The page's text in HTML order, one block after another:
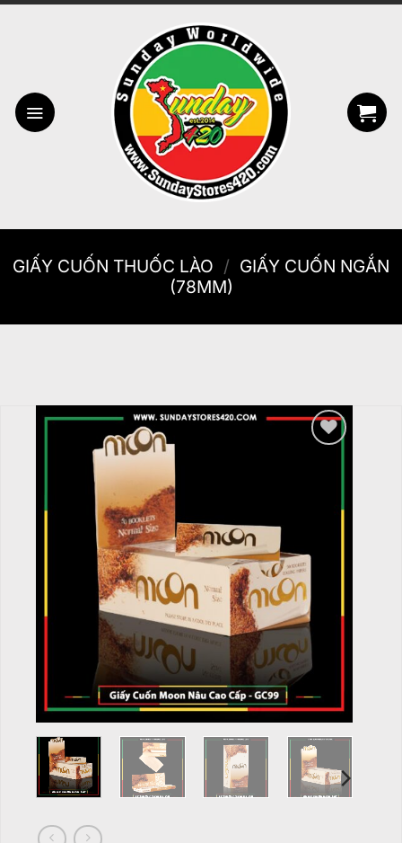
Bỏ
GIẤY CUỐN THUỐC LÀO / GIẤY CUỐN NGẮN
(78MM)